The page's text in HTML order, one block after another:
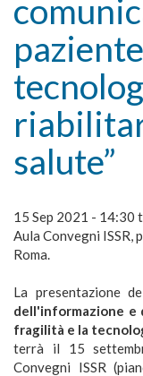
salute”
15 Sep 2021 - 14:30
Aula Convegni ISSR,
Roma.
La presentazione
dell'informazione e
fragilità e la
terrà il 15
Convegni ISSR